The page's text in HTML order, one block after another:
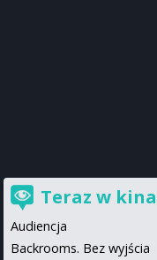
Teraz w
Audiencja
Backrooms. Bez wyjścia